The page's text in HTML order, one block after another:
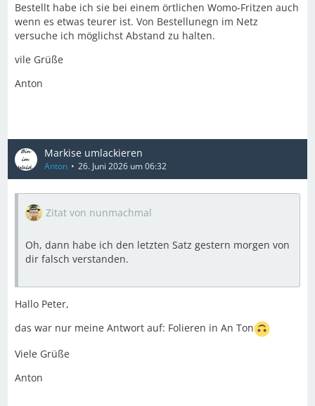
Bestellt habe ich sie bei einem örtlichen Womo-Fritzen auch
wenn es etwas teurer ist. Von Bestellunegn im Netz
versuche ich möglichst Abstand zu halten.
vile Grüße
Anton
Markise umlackieren
Anton 26. Juni 2026 um 06:32
Zitat von nunmachmal
Oh, dann habe ich den letzten Satz gestern morgen von
dir falsch verstanden.
Hallo Peter,
das war nur meine Antwort auf: Folieren in An Ton
Viele Grüße
Anton